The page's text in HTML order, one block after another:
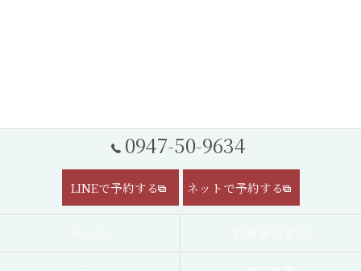
0947-50-9634
LINEで予約する ネットで予約する